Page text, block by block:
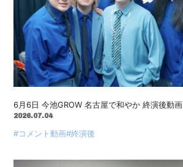
6月6日 今池GROW 名古屋で和やか 終演後動画
2026.07.04
#コメント動画#終演後